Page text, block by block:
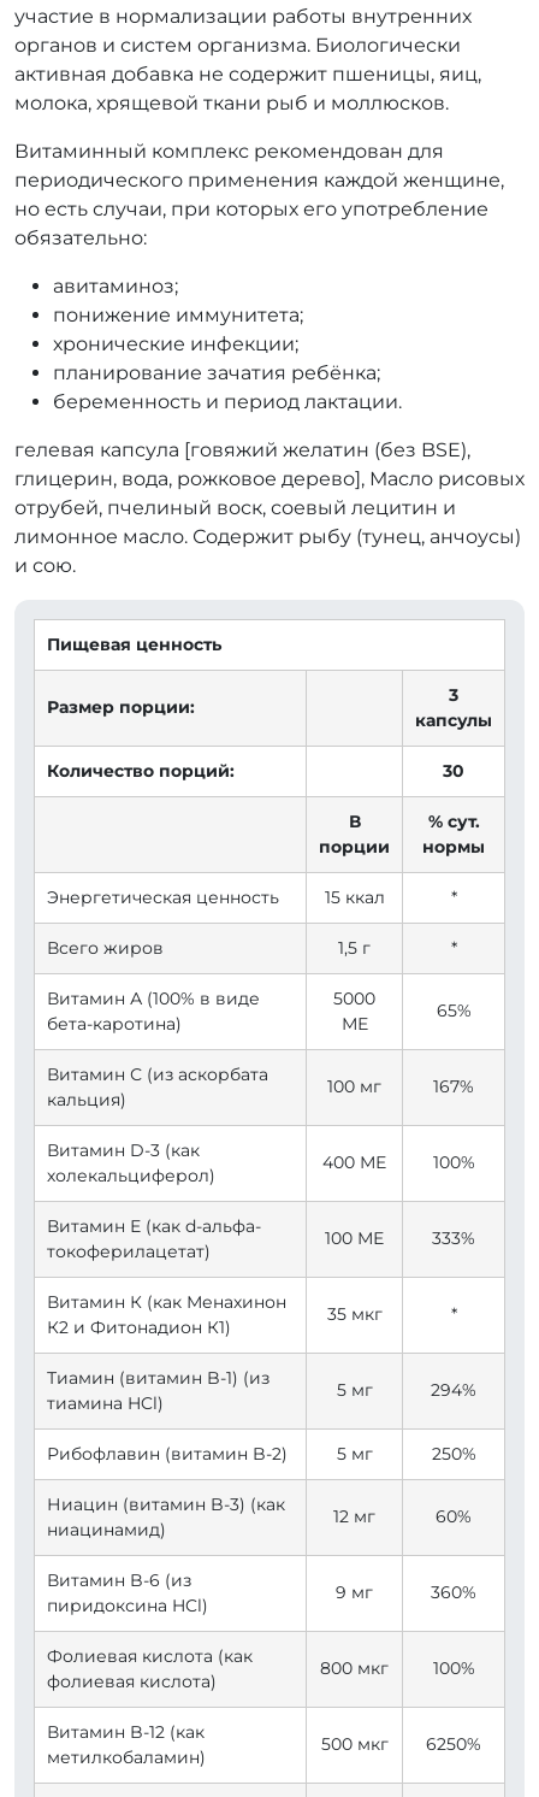
участие в нормализации работы внутренних
органов и систем организма. Биологически
активная добавка не содержит пшеницы, яиц,
молока, хрящевой ткани рыб и моллюсков.
Витаминный комплекс рекомендован для
периодического применения каждой женщине,
но есть случаи, при которых его употребление
обязательно:
авитаминоз;
понижение иммунитета;
хронические инфекции;
планирование зачатия ребёнка;
беременность и период лактации.
гелевая капсула [говяжий желатин (без BSE),
глицерин, вода, рожковое дерево], Масло рисовых
отрубей, пчелиный воск, соевый лецитин и
лимонное масло. Содержит рыбу (тунец, анчоусы)
и сою.
Пищевая ценность
Размер порции:
3
капсулы
Количество порций: 30
В
порции
% сут.
нормы
Энергетическая ценность 15 ккал *
Всего жиров 1,5 г *
Витамин А (100% в виде
бета-каротина)
5000
МЕ
65%
Витамин С (из аскорбата
кальция)
100 мг 167%
Витамин D-3 (как
холекальциферол)
400 МЕ 100%
Витамин Е (как d-альфа-
токоферилацетат)
100 МЕ 333%
Витамин К (как Менахинон
К2 и Фитонадион К1)
35 мкг *
Тиамин (витамин B-1) (из
тиамина HCl)
5 мг 294%
Рибофлавин (витамин B-2) 5 мг 250%
Ниацин (витамин B-3) (как
ниацинамид)
12 мг 60%
Витамин B-6 (из
пиридоксина HCl)
9 мг 360%
Фолиевая кислота (как
фолиевая кислота)
800 мкг 100%
Витамин B-12 (как
метилкобаламин)
500 мкг 6250%